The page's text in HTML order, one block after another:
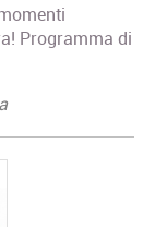
Programma di